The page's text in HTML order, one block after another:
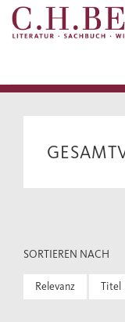
SORTIEREN NACH
Relevanz Titel